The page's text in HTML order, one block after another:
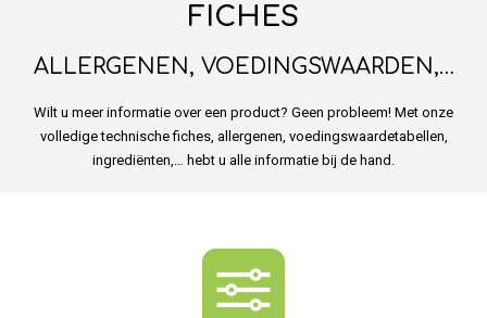
FICHES
ALLERGENEN, VOEDINGSWAARDEN,…
Wilt u meer informatie over een product? Geen probleem! Met onze
volledige technische fiches, allergenen, voedingswaardetabellen,
ingrediënten,… hebt u alle informatie bij de hand.